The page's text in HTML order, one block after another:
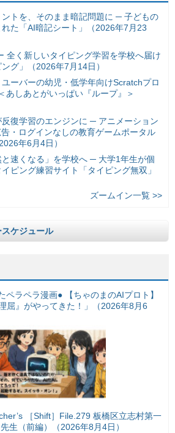
トを、そのまま暗記問題に ─ 子どもの
た「AI暗記シート」（2026年7月23
全く新しいタイピング学習を学校へ届け
グ」（2026年7月14日）
ーバーの幼児・低学年向けScratchプロ
しあとがいっぱい『ループ』＞
反復学習のエンジンに ─ アニメーション
・ログインなしの教育ゲームポータル
年6月4日）
と速くなる」を学校へ ─ 大学1年生が個
ピング練習サイト「タイピング無双」
ズームイン一覧 >>
ケジュール
ペラペラ漫画● 【ちゃのまのAIプロト】
屈』がやってきた！」（2026年8月6
［Shift］File.279 板橋区立志村第一
生（前編）（2026年8月4日）